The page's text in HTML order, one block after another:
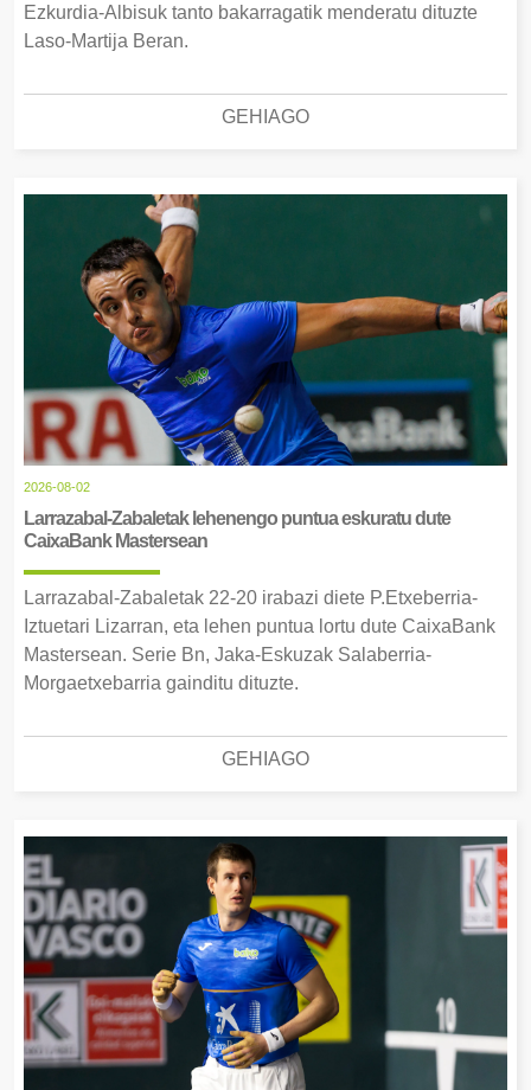
Ezkurdia-Albisuk tanto bakarragatik menderatu dituzte
Laso-Martija Beran.
GEHIAGO
2026-08-02
Larrazabal-Zabaletak lehenengo puntua eskuratu dute
CaixaBank Mastersean
Larrazabal-Zabaletak 22-20 irabazi diete P.Etxeberria-
Iztuetari Lizarran, eta lehen puntua lortu dute CaixaBank
Mastersean. Serie Bn, Jaka-Eskuzak Salaberria-
Morgaetxebarria gainditu dituzte.
GEHIAGO